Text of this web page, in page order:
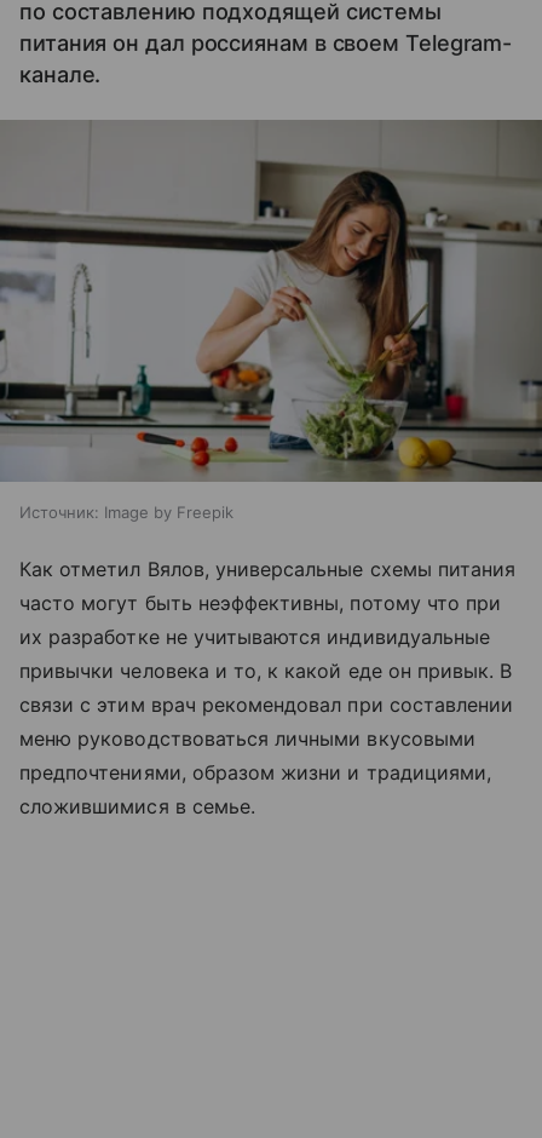
по составлению подходящей системы
питания он дал россиянам в своем Telegram-
канале.
Источник: Image by Freepik
Как отметил Вялов, универсальные схемы питания
часто могут быть неэффективны, потому что при
их разработке не учитываются индивидуальные
привычки человека и то, к какой еде он привык. В
связи с этим врач рекомендовал при составлении
меню руководствоваться личными вкусовыми
предпочтениями, образом жизни и традициями,
сложившимися в семье.